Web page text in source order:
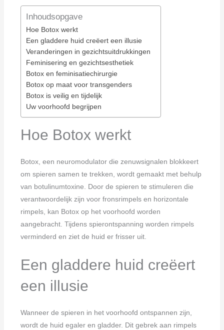
Inhoudsopgave
Hoe Botox werkt
Een gladdere huid creëert een illusie
Veranderingen in gezichtsuitdrukkingen
Feminisering en gezichtsesthetiek
Botox en feminisatiechirurgie
Botox op maat voor transgenders
Botox is veilig en tijdelijk
Uw voorhoofd begrijpen
Hoe Botox werkt
Botox, een neuromodulator die zenuwsignalen blokkeert
om spieren samen te trekken, wordt gemaakt met behulp
van botulinumtoxine. Door de spieren te stimuleren die
verantwoordelijk zijn voor fronsrimpels en horizontale
rimpels, kan Botox op het voorhoofd worden
aangebracht. Tijdens spierontspanning worden rimpels
verminderd en ziet de huid er frisser uit.
Een gladdere huid creëert
een illusie
Wanneer de spieren in het voorhoofd ontspannen zijn,
wordt de huid egaler en gladder. Dit gebrek aan rimpels